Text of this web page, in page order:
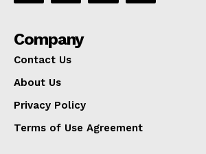
Company
Contact Us
About Us
Privacy Policy
Terms of Use Agreement